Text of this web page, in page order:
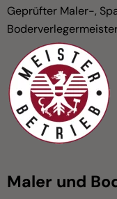
Geprüfter Maler-,
Maler und